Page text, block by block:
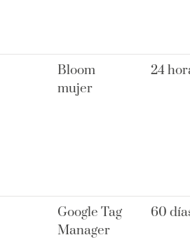
Bloom
mujer
24
Google Tag
Manager
60